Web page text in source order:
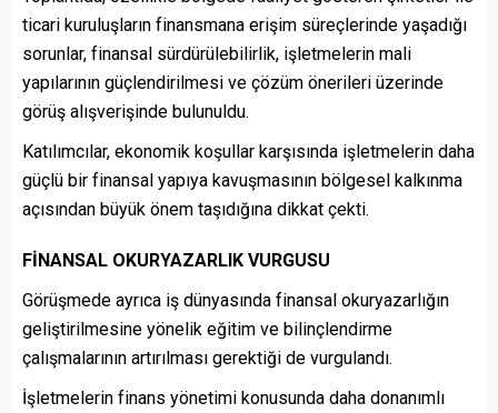
ticari kuruluşların finansmana erişim süreçlerinde yaşadığı
sorunlar, finansal sürdürülebilirlik, işletmelerin mali
yapılarının güçlendirilmesi ve çözüm önerileri üzerinde
görüş alışverişinde bulunuldu.
Katılımcılar, ekonomik koşullar karşısında işletmelerin daha
güçlü bir finansal yapıya kavuşmasının bölgesel kalkınma
açısından büyük önem taşıdığına dikkat çekti.
FİNANSAL OKURYAZARLIK VURGUSU
Görüşmede ayrıca iş dünyasında finansal okuryazarlığın
geliştirilmesine yönelik eğitim ve bilinçlendirme
çalışmalarının artırılması gerektiği de vurgulandı.
İşletmelerin finans yönetimi konusunda daha donanımlı